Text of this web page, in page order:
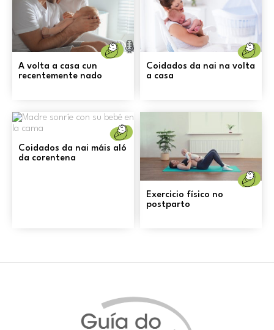
Nacemento
A volta a casa cun
recentemente nado
Coidados da nai na volta
a casa
Nacemento
Coidados da nai máis aló
da corentena
Exercicio físico no
postparto